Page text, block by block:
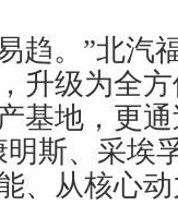
趋。”北汽
升级为全
基地，更
斯、采埃
、从核心